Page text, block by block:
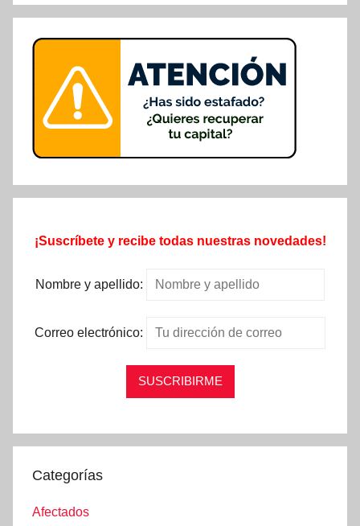
¡Suscríbete y recibe todas nuestras novedades!
Nombre y apellido:
Correo electrónico:
Categorías
Afectados